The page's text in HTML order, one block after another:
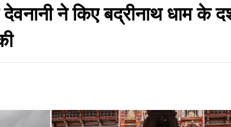
ने किए बद्रीनाथ धाम के